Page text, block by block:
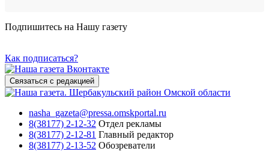
Подпишитесь на Нашу газету
Как подписаться?
Связаться с редакцией
nasha_gazeta@pressa.omskportal.ru
8(38177) 2-12-32 Отдел рекламы
8(38177) 2-12-81 Главный редактор
8(38177) 2-13-52 Обозреватели